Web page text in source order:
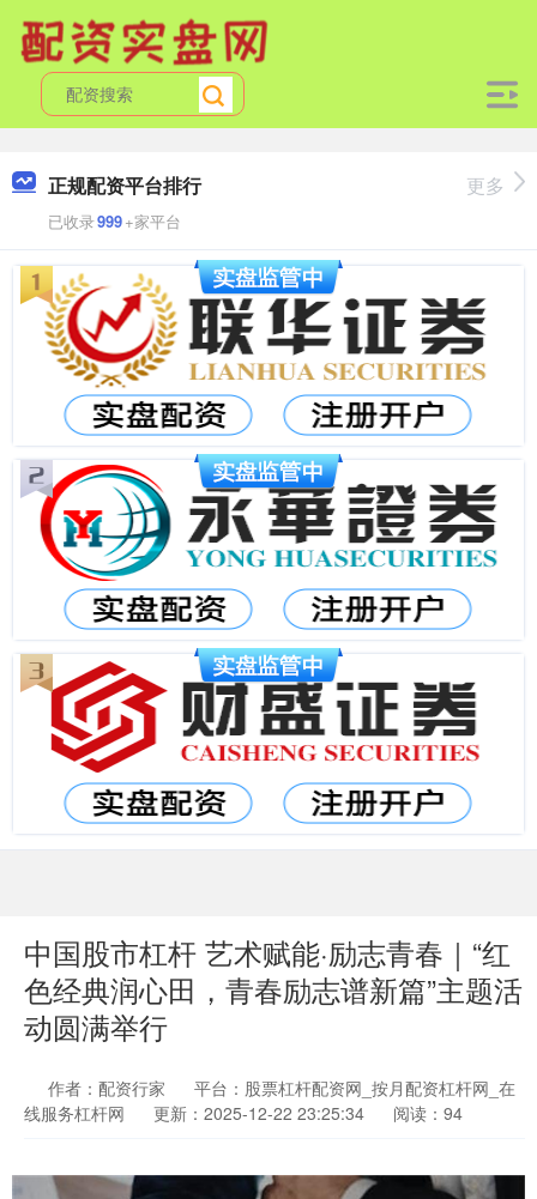
正规配资平台排行
已收录999+家平台
更多
中国股市杠杆 艺术赋能·励志青春｜“红
色经典润心田，青春励志谱新篇”主题活
动圆满举行
作者：配资行家
平台：股票杠杆配资网_按月配资杠杆网_在
线服务杠杆网
更新：2025-12-22 23:25:34 阅读：94